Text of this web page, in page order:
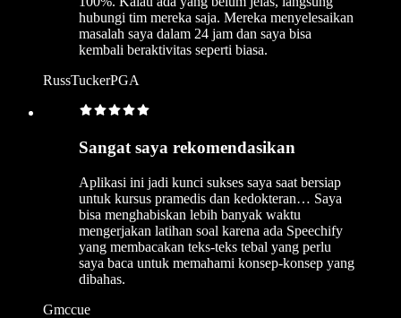
hubungi tim mereka saja. Mereka menyelesaikan
masalah saya dalam 24 jam dan saya bisa
kembali beraktivitas seperti biasa.
RussTuckerPGA
Sangat saya rekomendasikan
Aplikasi ini jadi kunci sukses saya saat bersiap
untuk kursus pramedis dan kedokteran… Saya
bisa menghabiskan lebih banyak waktu
mengerjakan latihan soal karena ada Speechify
yang membacakan teks-teks tebal yang perlu
saya baca untuk memahami konsep-konsep yang
dibahas.
Gmccue